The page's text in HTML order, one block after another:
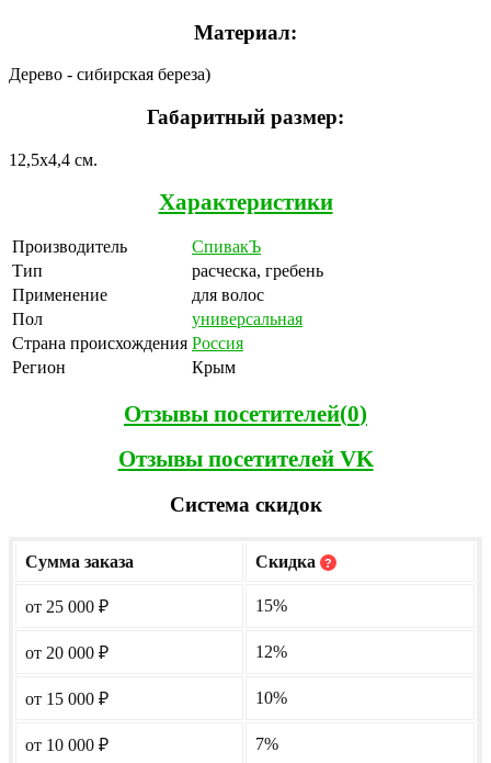
Материал:
Дерево - сибирская береза)
Габаритный размер:
12,5х4,4 см.
Характеристики
Производитель
СпивакЪ
Тип
расческа, гребень
Применение
для волос
Пол
универсальная
Страна происхождения Россия
Регион
Крым
Отзывы посетителей(0)
Отзывы посетителей VK
Система скидок
Сумма заказа Скидка ?
от 25 000 ₽ 15%
от 20 000 ₽ 12%
от 15 000 ₽ 10%
от 10 000 ₽ 7%